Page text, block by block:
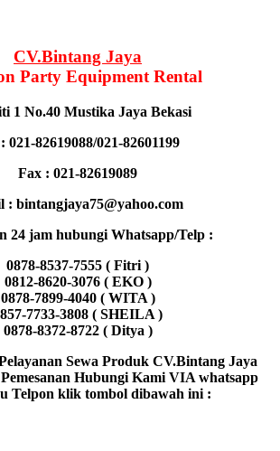
CV.Bintang Jaya
Party Equipment Rental
1 No.40 Mustika Jaya Bekasi
021-82619088/021-82601199
Fax : 021-82619089
: bintangjaya75@yahoo.com
24 jam hubungi Whatsapp/Telp :
0878-8537-7555 ( Fitri )
0812-8620-3076 ( EKO )
0878-7899-4040 ( WITA )
7733-3808 ( SHEILA )
0878-8372-8722 ( Ditya )
Sewa Produk CV.Bintang Jaya
Hubungi Kami VIA whatsapp
Telpon klik tombol dibawah ini :